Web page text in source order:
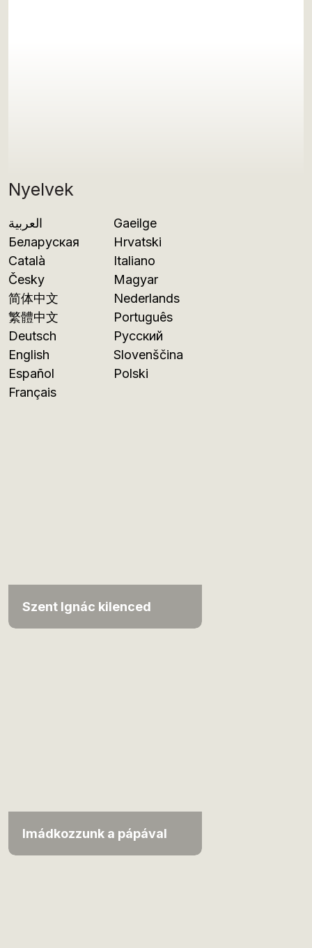
Nyelvek
العربية
Беларуская
Català
Česky
简体中文
繁體中文
Deutsch
English
Español
Français
Gaeilge
Hrvatski
Italiano
Magyar
Nederlands
Português
Русский
Slovenščina
Polski
Szent Ignác kilenced
Imádkozzunk a pápával